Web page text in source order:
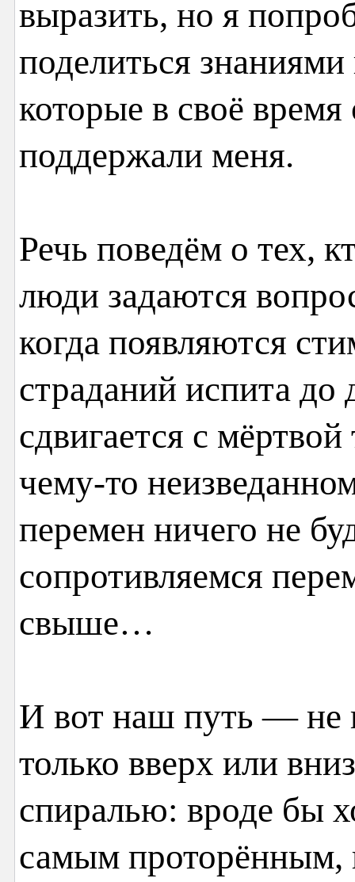
выразить, но я
поделиться
которые в своё
поддержали меня.
Речь поведём о тех,
люди задаются
когда появляются
страданий испита до
сдвигается с
чему-то
перемен ничего не
сопротивляемся
свыше…
И вот наш путь — не
только вверх или
спиралью: вроде бы
самым